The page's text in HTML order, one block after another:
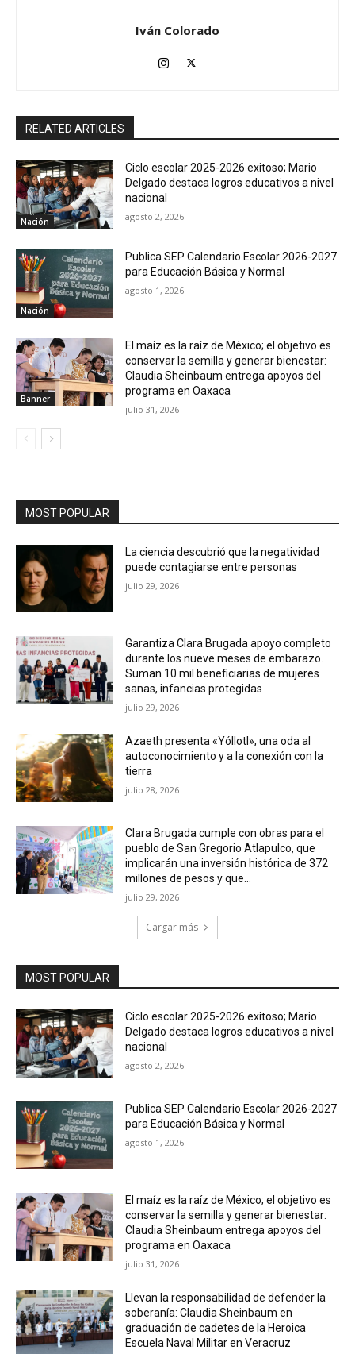
Iván Colorado
RELATED ARTICLES
Nación
Ciclo escolar 2025-2026 exitoso; Mario
Delgado destaca logros educativos a nivel
nacional
agosto 2, 2026
Nación
Publica SEP Calendario Escolar 2026-2027
para Educación Básica y Normal
agosto 1, 2026
Banner
El maíz es la raíz de México; el objetivo es
conservar la semilla y generar bienestar:
Claudia Sheinbaum entrega apoyos del
programa en Oaxaca
julio 31, 2026
MOST POPULAR
La ciencia descubrió que la negatividad
puede contagiarse entre personas
julio 29, 2026
Garantiza Clara Brugada apoyo completo
durante los nueve meses de embarazo.
Suman 10 mil beneficiarias de mujeres
sanas, infancias protegidas
julio 29, 2026
Azaeth presenta «Yóllotl», una oda al
autoconocimiento y a la conexión con la
tierra
julio 28, 2026
Clara Brugada cumple con obras para el
pueblo de San Gregorio Atlapulco, que
implicarán una inversión histórica de 372
millones de pesos y que...
julio 29, 2026
Cargar más
MOST POPULAR
Ciclo escolar 2025-2026 exitoso; Mario
Delgado destaca logros educativos a nivel
nacional
agosto 2, 2026
Publica SEP Calendario Escolar 2026-2027
para Educación Básica y Normal
agosto 1, 2026
El maíz es la raíz de México; el objetivo es
conservar la semilla y generar bienestar:
Claudia Sheinbaum entrega apoyos del
programa en Oaxaca
julio 31, 2026
Llevan la responsabilidad de defender la
soberanía: Claudia Sheinbaum en
graduación de cadetes de la Heroica
Escuela Naval Militar en Veracruz